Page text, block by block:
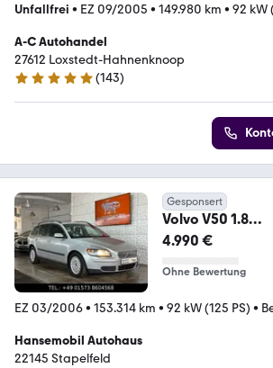
Unfallfrei • EZ 09/2005 • 149.980 km • 92 kW
A-C Autohandel
27612 Loxstedt-Hahnenknoop
5 Sterne
(143)
Gesponsert
Volvo V50 1.8
4.990 €
Ohne Bewertung
EZ 03/2006• 153.314 km • 92 kW (125 PS) •
Hansemobil Autohaus
22145 Stapelfeld